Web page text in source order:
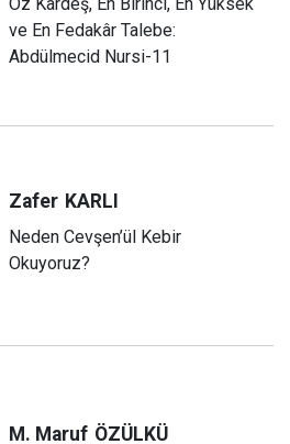
ve En Fedakâr Talebe:
Abdülmecid Nursi-11
Zafer KARLI
Neden Cevşen’ül Kebir
Okuyoruz?
M. Maruf ÖZÜLKÜ